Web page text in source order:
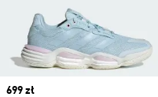
Price
699 zł